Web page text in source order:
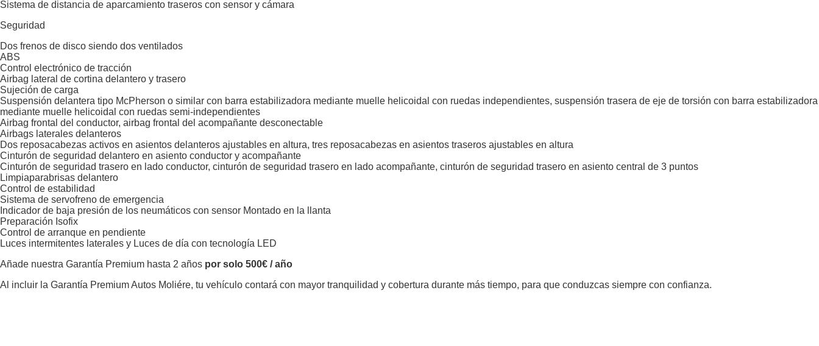
Sistema de distancia de aparcamiento traseros con sensor y cámara
Seguridad
Dos frenos de disco siendo dos ventilados
ABS
Control electrónico de tracción
Airbag lateral de cortina delantero y trasero
Sujeción de carga
Suspensión delantera tipo McPherson o similar con barra estabilizadora mediante muelle helicoidal con ruedas independientes, suspensión trasera de eje de torsión con barra estabilizadora
mediante muelle helicoidal con ruedas semi-independientes
Airbag frontal del conductor, airbag frontal del acompañante desconectable
Airbags laterales delanteros
Dos reposacabezas activos en asientos delanteros ajustables en altura, tres reposacabezas en asientos traseros ajustables en altura
Cinturón de seguridad delantero en asiento conductor y acompañante
Cinturón de seguridad trasero en lado conductor, cinturón de seguridad trasero en lado acompañante, cinturón de seguridad trasero en asiento central de 3 puntos
Limpiaparabrisas delantero
Control de estabilidad
Sistema de servofreno de emergencia
Indicador de baja presión de los neumáticos con sensor Montado en la llanta
Preparación Isofix
Control de arranque en pendiente
Luces intermitentes laterales y Luces de día con tecnología LED
Añade nuestra Garantía Premium hasta 2 años por solo 500€ / año
Al incluir la Garantía Premium Autos Moliére, tu vehículo contará con mayor tranquilidad y cobertura durante más tiempo, para que conduzcas siempre con confianza.